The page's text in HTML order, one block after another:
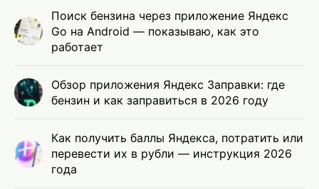
Поиск бензина через приложение Яндекс
Go на Android — показываю, как это
работает
Обзор приложения Яндекс Заправки: где
бензин и как заправиться в 2026 году
Как получить баллы Яндекса, потратить или
перевести их в рубли — инструкция 2026
года